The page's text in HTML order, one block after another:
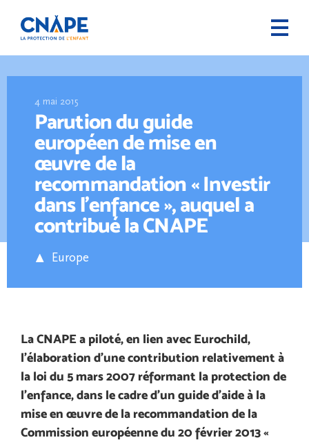
4 mai 2015
Parution du guide
européen de mise en
œuvre de la
recommandation « Investir
dans l’enfance », auquel a
contribué la CNAPE
Europe
La CNAPE a piloté, en lien avec Eurochild,
l’élaboration d’une contribution relativement à
la loi du 5 mars 2007 réformant la protection de
l’enfance, dans le cadre d’un guide d’aide à la
mise en œuvre de la recommandation de la
Commission européenne du 20 février 2013 «